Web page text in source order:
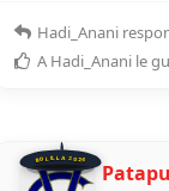
Hadi_Anani
A Hadi_Anani le
BOLILLA 2026